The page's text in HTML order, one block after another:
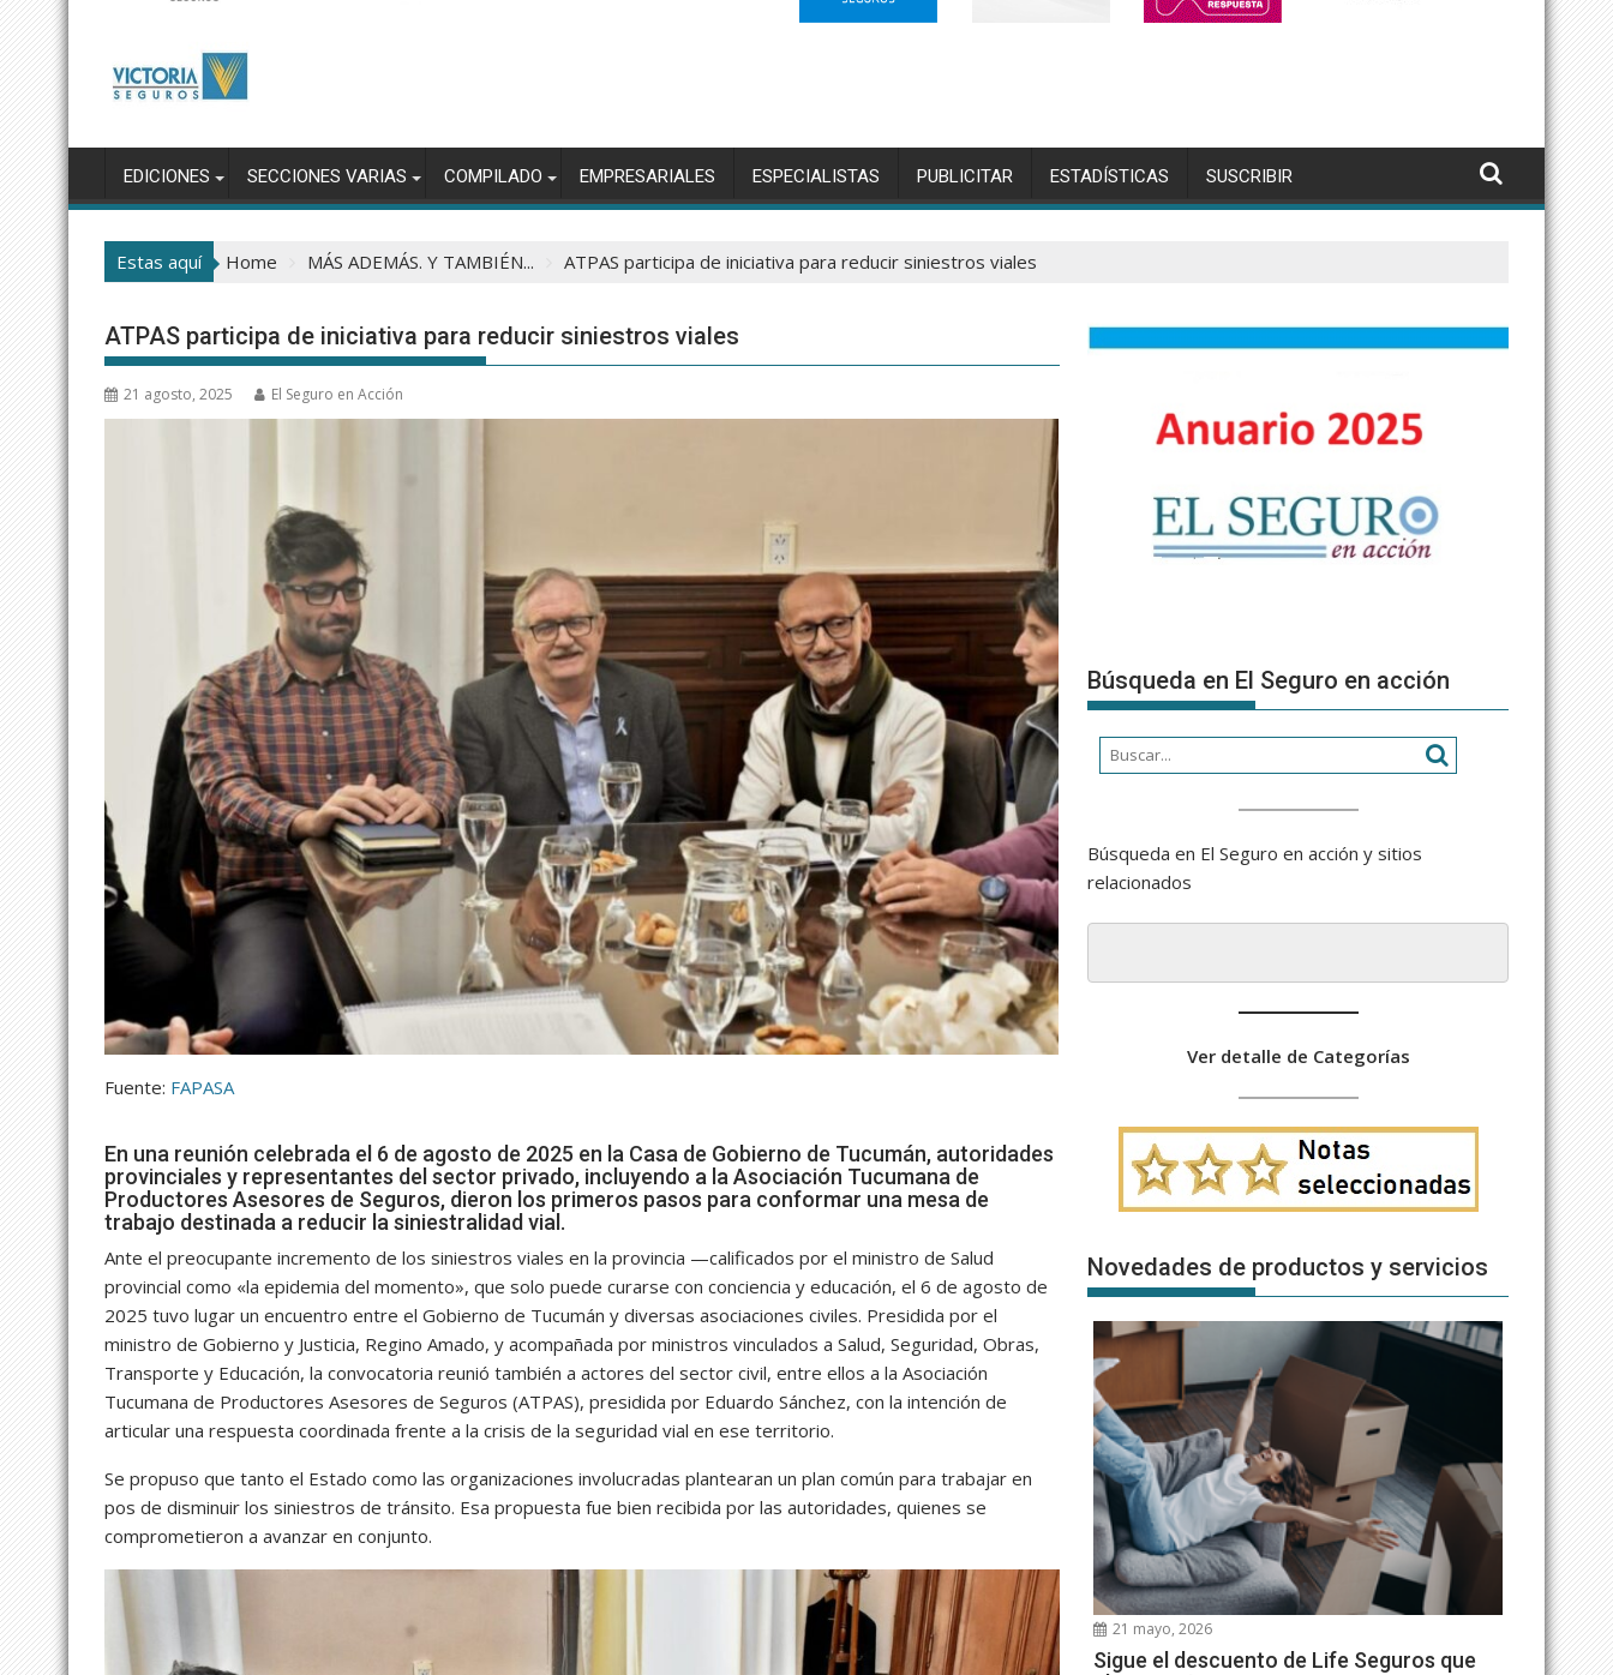
EDICIONES SECCIONES VARIAS COMPILADO EMPRESARIALES ESPECIALISTAS PUBLICITAR ESTADÍSTICAS SUSCRIBIR
Estas aquí Home MÁS ADEMÁS. Y TAMBIÉN... ATPAS participa de iniciativa para reducir siniestros viales
ATPAS participa de iniciativa para reducir siniestros viales
21 agosto, 2025 El Seguro en Acción
Fuente: FAPASA
En una reunión celebrada el 6 de agosto de 2025 en la Casa de Gobierno de Tucumán, autoridades
provinciales y representantes del sector privado, incluyendo a la Asociación Tucumana de
Productores Asesores de Seguros, dieron los primeros pasos para conformar una mesa de
trabajo destinada a reducir la siniestralidad vial.
Ante el preocupante incremento de los siniestros viales en la provincia —calificados por el ministro de Salud
provincial como «la epidemia del momento», que solo puede curarse con conciencia y educación, el 6 de agosto de
2025 tuvo lugar un encuentro entre el Gobierno de Tucumán y diversas asociaciones civiles. Presidida por el
ministro de Gobierno y Justicia, Regino Amado, y acompañada por ministros vinculados a Salud, Seguridad, Obras,
Transporte y Educación, la convocatoria reunió también a actores del sector civil, entre ellos a la Asociación
Tucumana de Productores Asesores de Seguros (ATPAS), presidida por Eduardo Sánchez, con la intención de
articular una respuesta coordinada frente a la crisis de la seguridad vial en ese territorio.
Se propuso que tanto el Estado como las organizaciones involucradas plantearan un plan común para trabajar en
pos de disminuir los siniestros de tránsito. Esa propuesta fue bien recibida por las autoridades, quienes se
comprometieron a avanzar en conjunto.
Búsqueda en El Seguro en acción
Búsqueda en El Seguro en acción y sitios
relacionados
Ver detalle de Categorías
Novedades de productos y servicios
21 mayo, 2026
Sigue el descuento de Life Seguros que